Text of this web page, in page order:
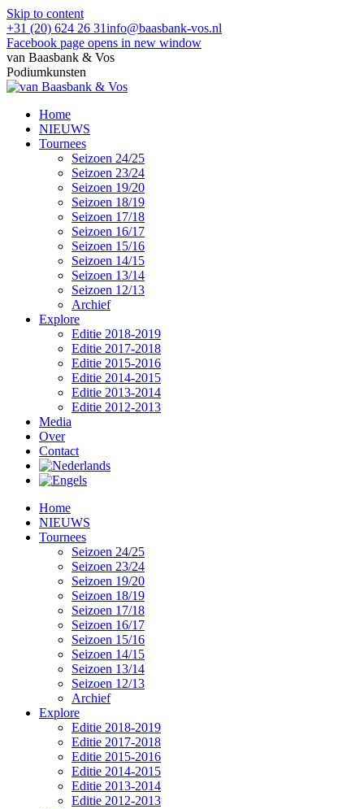
Skip to content
+31 (20) 624 26 31info@baasbank-vos.nl
Facebook page opens in new window
van Baasbank & Vos
Podiumkunsten
Home
NIEUWS
Tournees
Seizoen 24/25
Seizoen 23/24
Seizoen 19/20
Seizoen 18/19
Seizoen 17/18
Seizoen 16/17
Seizoen 15/16
Seizoen 14/15
Seizoen 13/14
Seizoen 12/13
Archief
Explore
Editie 2018-2019
Editie 2017-2018
Editie 2015-2016
Editie 2014-2015
Editie 2013-2014
Editie 2012-2013
Media
Over
Contact
Home
NIEUWS
Tournees
Seizoen 24/25
Seizoen 23/24
Seizoen 19/20
Seizoen 18/19
Seizoen 17/18
Seizoen 16/17
Seizoen 15/16
Seizoen 14/15
Seizoen 13/14
Seizoen 12/13
Archief
Explore
Editie 2018-2019
Editie 2017-2018
Editie 2015-2016
Editie 2014-2015
Editie 2013-2014
Editie 2012-2013